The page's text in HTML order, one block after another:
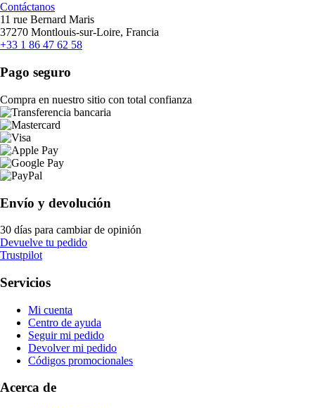
Contáctanos
11 rue Bernard Maris
37270 Montlouis-sur-Loire, Francia
+33 1 86 47 62 58
Pago seguro
Compra en nuestro sitio con total confianza
Envío y devolución
30 días para cambiar de opinión
Devuelve tu pedido
Trustpilot
Servicios
Mi cuenta
Centro de ayuda
Seguir mi pedido
Devolver mi pedido
Códigos promocionales
Acerca de